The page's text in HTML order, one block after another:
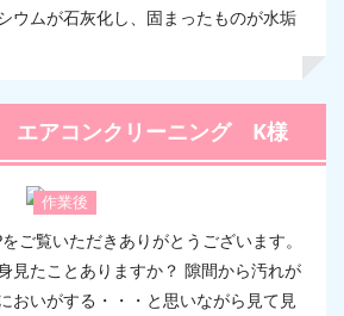
ウムが石灰化し、固まったものが水垢
エアコンクリーニング K様
作業後
ご覧いただきありがとうございます。
見たことありますか？ 隙間から汚れが
おいがする・・・と思いながら見て見